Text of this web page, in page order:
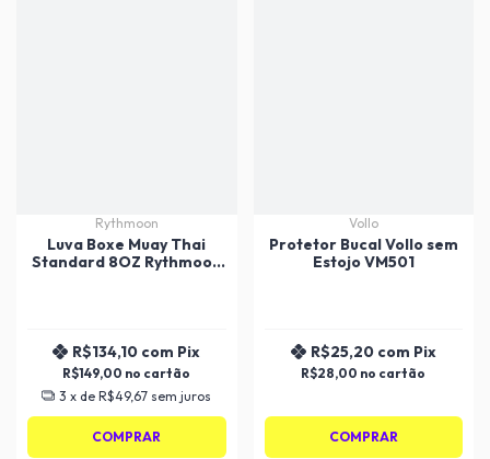
Rythmoon
Luva Boxe Muay Thai
Standard 8OZ Rythmoon
R$149,00
R$134,10 com Pix
3 x deR$49,67 sem juros
COMPRAR
Vollo
Protetor Bucal Vollo sem
Estojo VM501
R$28,00
R$25,20 com Pix
COMPRAR